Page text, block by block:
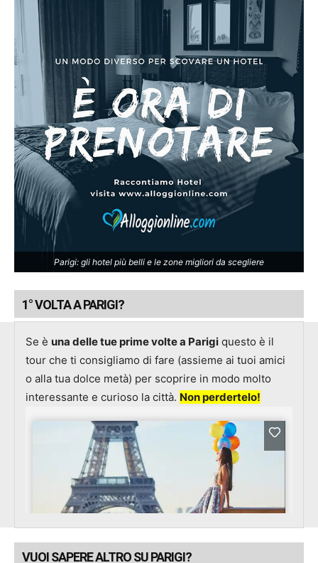
Parigi: gli hotel più belli e le zone migliori da scegliere
1° VOLTA A PARIGI?
Se è una delle tue prime volte a Parigi questo è il
tour che ti consigliamo di fare (assieme ai tuoi amici
o alla tua dolce metà) per scoprire in modo molto
interessante e curioso la città. Non perdertelo!
VUOI SAPERE ALTRO SU PARIGI?